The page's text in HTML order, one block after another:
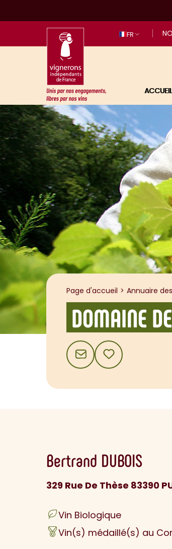
FR
Unis par nos
ACCUEIL
Page d'accueil Annuaire
DOMAINE
CONTACTAJOUTER AUX
Bertrand DUBOIS
329 Rue De Thèse 83390
Vin Biologique
Vin(s) médaillé(s) au